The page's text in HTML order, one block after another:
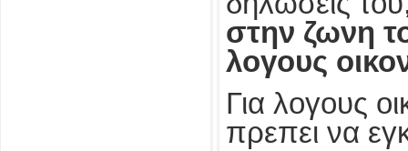
στην ζωνη
λογους
Για λογους
πρεπει να